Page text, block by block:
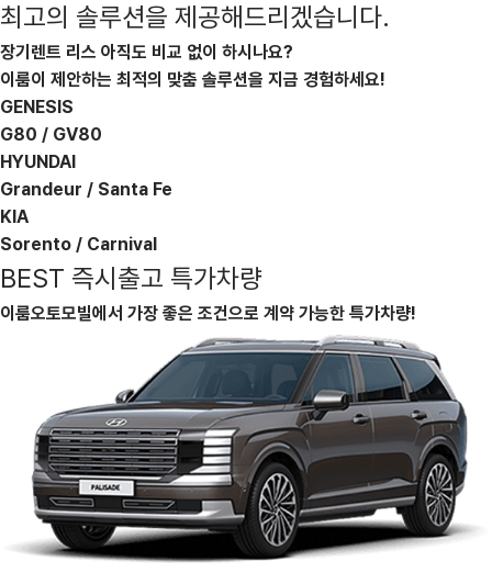
최고의 솔루션을 제공해드리겠습니다.
장기렌트 리스 아직도 비교 없이 하시나요?
이룸이 제안하는 최적의 맞춤 솔루션을 지금 경험하세요!
GENESIS
G80 / GV80
HYUNDAI
Grandeur / Santa Fe
KIA
Sorento / Carnival
BEST 즉시출고 특가차량
이룸오토모빌에서 가장 좋은 조건으로 계약 가능한 특가차량!
309,650
303,660